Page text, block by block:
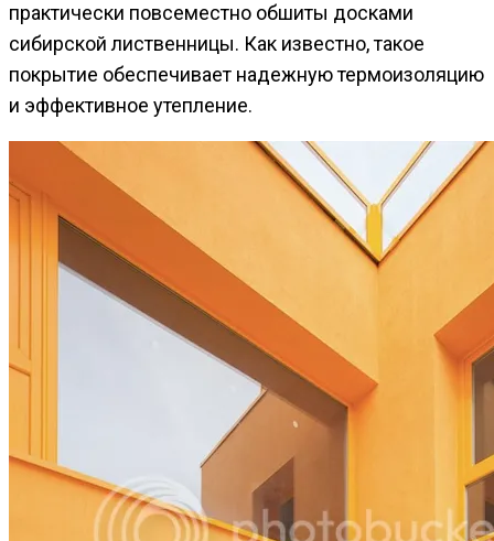
практически повсеместно обшиты досками
сибирской лиственницы. Как известно, такое
покрытие обеспечивает надежную термоизоляцию
и эффективное утепление.